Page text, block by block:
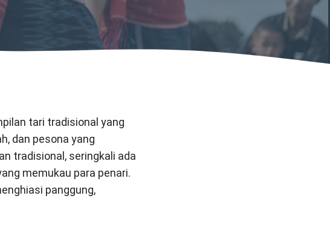
tari tradisional yang
dan pesona yang
tradisional, seringkali ada
memukau para penari.
panggung,